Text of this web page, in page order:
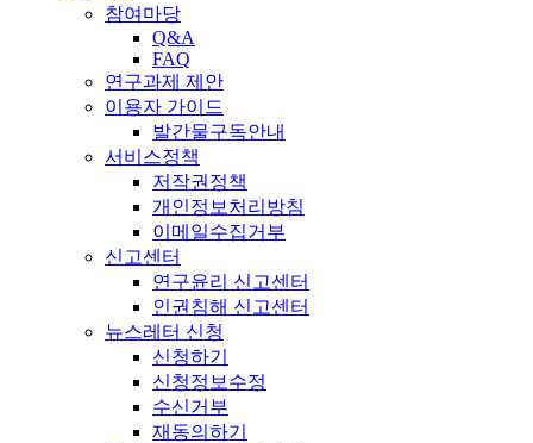
참여마당
Q&A
FAQ
연구과제 제안
이용자 가이드
발간물구독안내
서비스정책
저작권정책
개인정보처리방침
이메일수집거부
신고센터
연구윤리 신고센터
인권침해 신고센터
뉴스레터 신청
신청하기
신청정보수정
수신거부
재동의하기